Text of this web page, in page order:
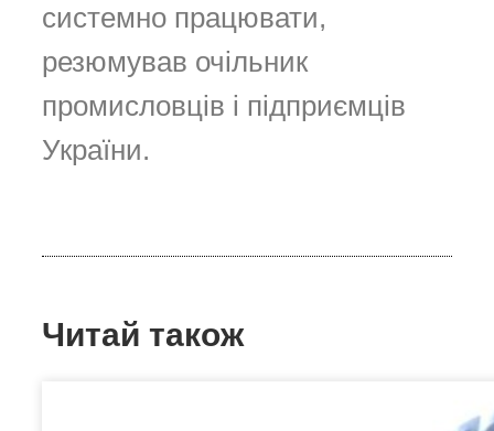
системно працювати,
резюмував очільник
промисловців і підприємців
України.
Читай також